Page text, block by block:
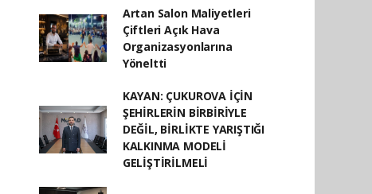
Artan Salon Maliyetleri
Çiftleri Açık Hava
Organizasyonlarına
Yöneltti
KAYAN: ÇUKUROVA İÇİN
ŞEHİRLERİN BİRBİRİYLE
DEĞİL, BİRLİKTE YARIŞTIĞI
KALKINMA MODELİ
GELİŞTİRİLMELİ